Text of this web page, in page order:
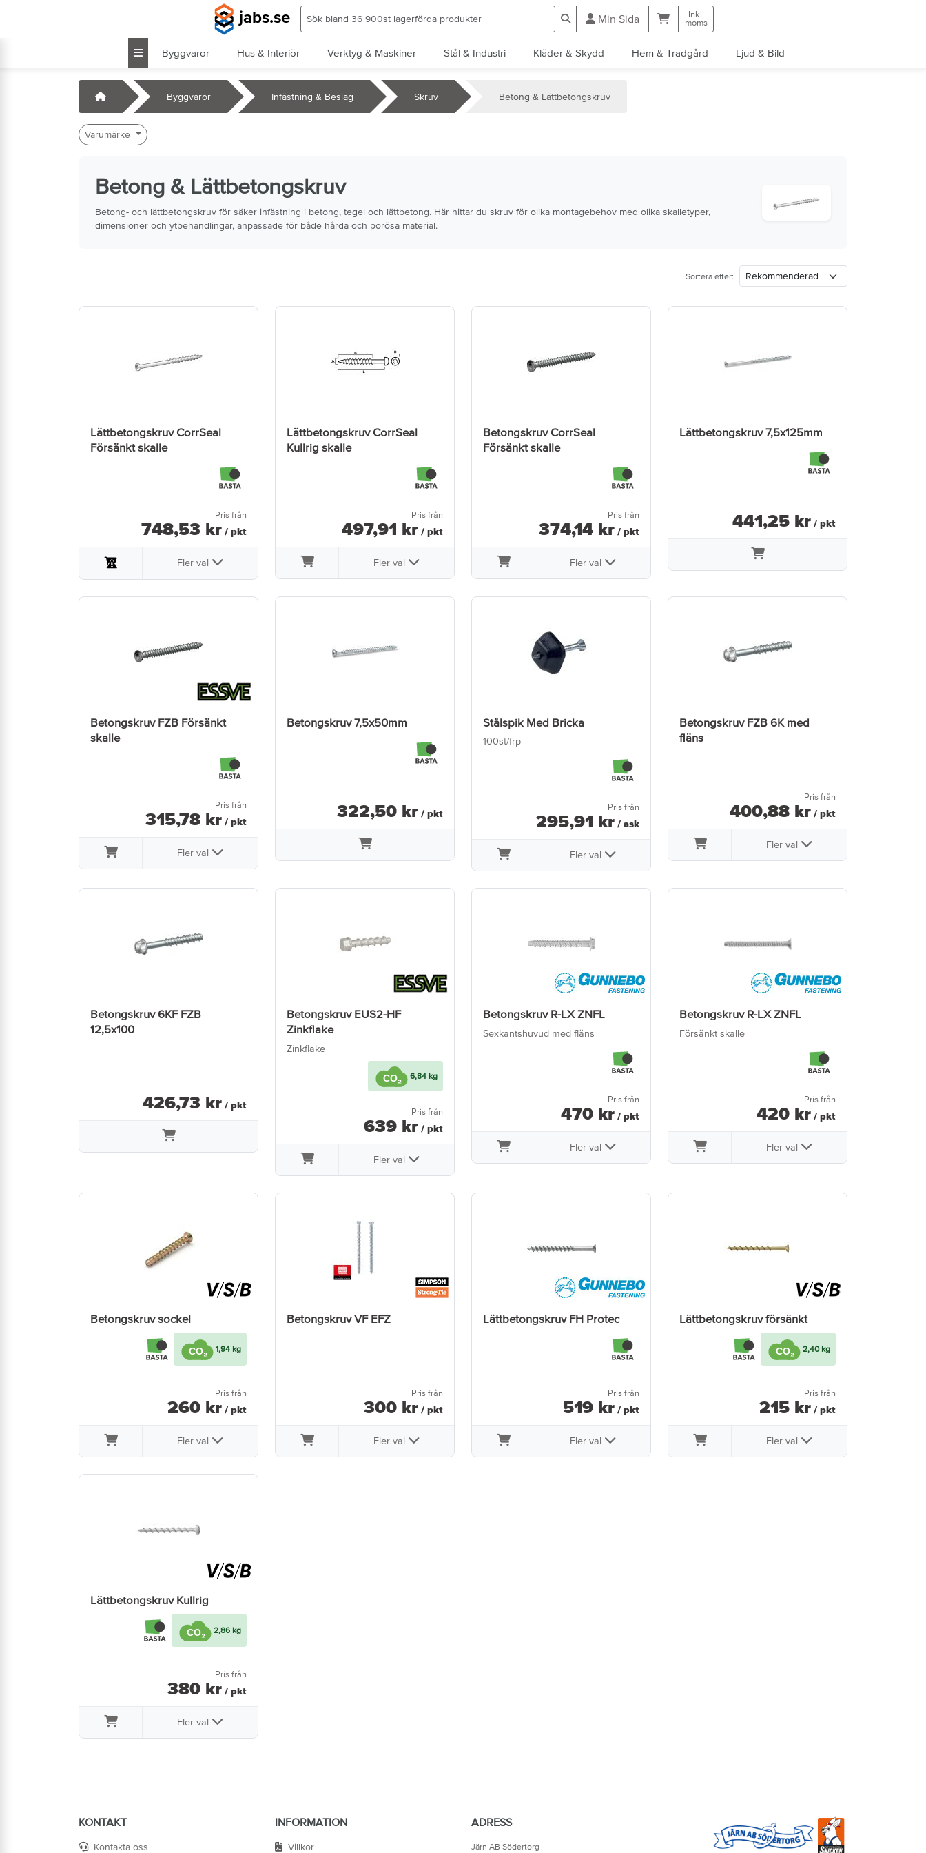
jabs.se Min Sida Kundvagn
Inkl.
moms
Byggvaror Hus & Interiör Verktyg & Maskiner Stål & Industri Kläder & Skydd Hem & Trädgård Ljud & Bild
Startsida Byggvaror Infästning & Beslag Skruv Betong & Lättbetongskruv
Varumärke
Betong & Lättbetongskruv
Betong- och lättbetongskruv för säker infästning i betong, tegel och lättbetong. Här hittar du skruv för olika montagebehov med olika skalletyper,
dimensioner och ytbehandlingar, anpassade för både hårda och porösa material.
Sortera efter:
Lättbetongskruv CorrSeal
Försänkt skalle
Pris från
748,53 kr / pkt
Fler val
Lättbetongskruv CorrSeal
Kullrig skalle
Pris från
497,91 kr / pkt
Fler val
Betongskruv CorrSeal
Försänkt skalle
Pris från
374,14 kr / pkt
Fler val
Lättbetongskruv 7,5x125mm
441,25 kr / pkt
Betongskruv FZB Försänkt
skalle
Pris från
315,78 kr / pkt
Fler val
Betongskruv 7,5x50mm
322,50 kr / pkt
Stålspik Med Bricka
100st/frp
Pris från
295,91 kr / ask
Fler val
Betongskruv FZB 6K med
fläns
Pris från
400,88 kr / pkt
Fler val
Betongskruv 6KF FZB
12,5x100
426,73 kr / pkt
Betongskruv EUS2-HF
Zinkflake
Zinkflake
6,84 kg
Pris från
639 kr / pkt
Fler val
Betongskruv R-LX ZNFL
Sexkantshuvud med fläns
Pris från
470 kr / pkt
Fler val
Betongskruv R-LX ZNFL
Försänkt skalle
Pris från
420 kr / pkt
Fler val
Betongskruv sockel
1,94 kg
Pris från
260 kr / pkt
Fler val
Betongskruv VF EFZ
Pris från
300 kr / pkt
Fler val
Lättbetongskruv FH Protec
Pris från
519 kr / pkt
Fler val
Lättbetongskruv försänkt
2,40 kg
Pris från
215 kr / pkt
Fler val
Lättbetongskruv Kullrig
2,86 kg
Pris från
380 kr / pkt
Fler val
KONTAKT
Kontakta oss
INFORMATION
Villkor
ADRESS
Järn AB Södertorg